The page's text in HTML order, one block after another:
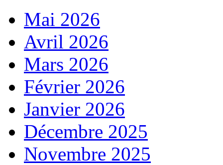
Mai 2026
Avril 2026
Mars 2026
Février 2026
Janvier 2026
Décembre 2025
Novembre 2025